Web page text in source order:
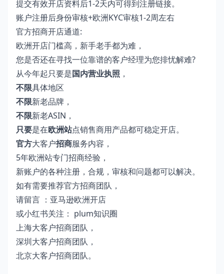
提交有效开店资料后1-2天内可得到注册链接。
账户注册后身份审核+欧洲KYC审核1-2周左右
官方招商开店通道:
欧洲开店门槛高，新手老手都为难，
您是否还在寻找一位靠谱的客户经理为您排忧解难?
从今年起只要是国内营业执照 ，
不限具体地区
不限新老品牌，
不限新老ASIN，
只要是在欧洲站点销售商用产品都可稳定开店。
官方大客户招商服务内容，
5年欧洲站专门招商经验，
新账户的各种注册，合规，审核和问题都可以解决。
如有需要推荐官方招商团队，
请留言 ：亚马逊欧洲开店
或小红书关注： plum知识圈
上海大客户招商团队，
深圳大客户招商团队，
北京大客户招商团队。